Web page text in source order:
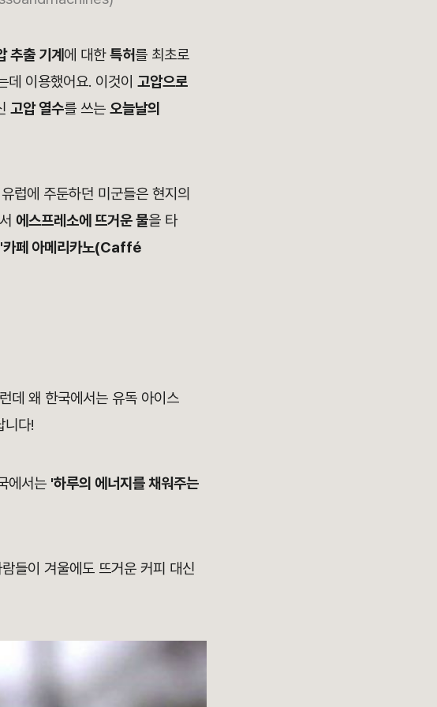
추출 기계 에 대한특허를 최초로
이용했어요. 이것이 고압으로
고압 열수를 쓰는 오늘날의
럽에 주둔하던 미군들은 현지의
에스프레소에 뜨거운 물을 타
'카페 아메리카노(Caffé
데 왜 한국에서는 유독 아이스
니다!
에서는 '하루의 에너지를 채워주는
들이 겨울에도 뜨거운 커피 대신